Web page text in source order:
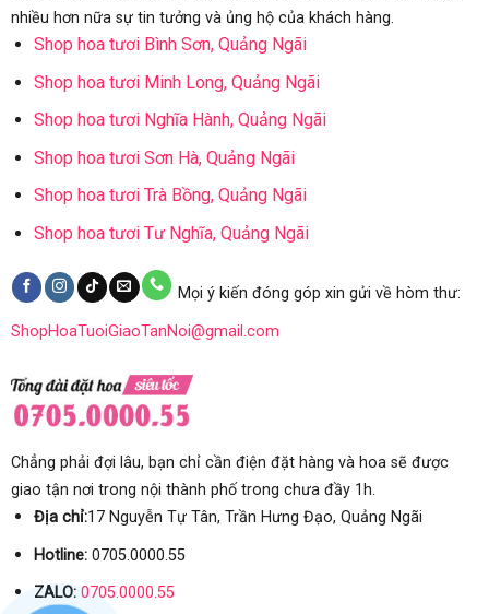
nhiều hơn nữa sự tin tưởng và ủng hộ của khách hàng.
Shop hoa tươi Bình Sơn, Quảng Ngãi
Shop hoa tươi Minh Long, Quảng Ngãi
Shop hoa tươi Nghĩa Hành, Quảng Ngãi
Shop hoa tươi Sơn Hà, Quảng Ngãi
Shop hoa tươi Trà Bồng, Quảng Ngãi
Shop hoa tươi Tư Nghĩa, Quảng Ngãi
Mọi ý kiến đóng góp xin gửi về hòm thư:
ShopHoaTuoiGiaoTanNoi@gmail.com
Chẳng phải đợi lâu, bạn chỉ cần điện đặt hàng và hoa sẽ được
giao tận nơi trong nội thành phố trong chưa đầy 1h.
Địa chỉ:17 Nguyễn Tự Tân, Trần Hưng Đạo, Quảng Ngãi
Hotline:0705.0000.55
ZALO: 0705.0000.55